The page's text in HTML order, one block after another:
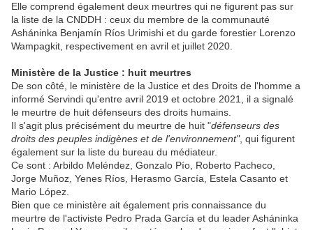
Elle comprend également deux meurtres qui ne figurent pas sur
la liste de la CNDDH : ceux du membre de la communauté
Asháninka Benjamín Ríos Urimishi et du garde forestier Lorenzo
Wampagkit, respectivement en avril et juillet 2020.
Ministère de la Justice : huit meurtres
De son côté, le ministère de la Justice et des Droits de l'homme a
informé Servindi qu'entre avril 2019 et octobre 2021, il a signalé
le meurtre de huit défenseurs des droits humains.
Il s'agit plus précisément du meurtre de huit "défenseurs des
droits des peuples indigènes et de l'environnement", qui figurent
également sur la liste du bureau du médiateur.
Ce sont : Arbildo Meléndez, Gonzalo Pío, Roberto Pacheco,
Jorge Muñoz, Yenes Ríos, Herasmo García, Estela Casanto et
Mario López.
Bien que ce ministère ait également pris connaissance du
meurtre de l'activiste Pedro Prada García et du leader Asháninka